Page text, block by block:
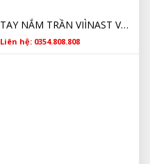
TAY NẮM TRẦN VIÌNAST VF6 CHÍNH HÃNG
Liên hệ: 0354.808.808